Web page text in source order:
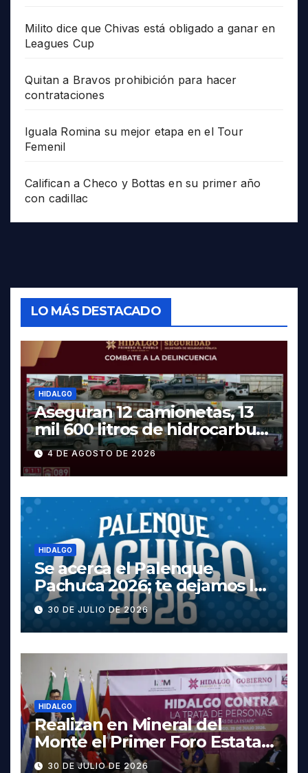
Milito dice que Chivas está obligado a ganar en
Leagues Cup
Quitan a Bravos prohibición para hacer
contrataciones
Iguala Romina su mejor etapa en el Tour
Femenil
Califican a Checo y Bottas en su primer año
con cadillac
LO MÁS DESTACADO
HIDALGO
Aseguran 12 camionetas, 13
mil 600 litros de hidrocarburo
y dos vehículos robados en
Tula
4 DE AGOSTO DE 2026
HIDALGO
Se acerca el Palenque
Pachuca 2026; te dejamos la
cartelera completa, las
fechas y los precios
30 DE JULIO DE 2026
HIDALGO
Realizan en Mineral del
Monte el Primer Foro Estatal
contra la Trata de Personas
30 DE JULIO DE 2026